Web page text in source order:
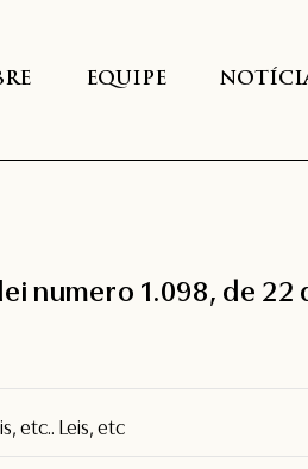
EQUIPE
numero 1.098, de 22
etc.. Leis, etc